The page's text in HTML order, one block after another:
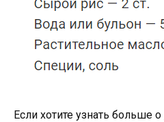
Если хотите узнать больше о